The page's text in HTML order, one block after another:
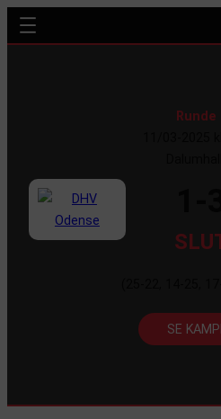
Runde
SE